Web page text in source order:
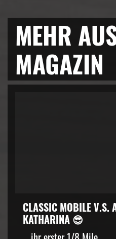
MEHR
MAGAZIN
CLASSIC MOBILE V.S.
KATHARINA 😎